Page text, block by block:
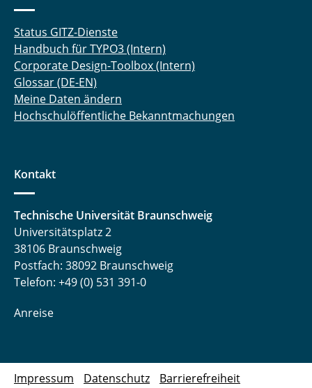
Status GITZ-Dienste
Handbuch für TYPO3 (Intern)
Corporate Design-Toolbox (Intern)
Glossar (DE-EN)
Meine Daten ändern
Hochschulöffentliche Bekanntmachungen
Kontakt
Technische Universität Braunschweig
Universitätsplatz 2
38106 Braunschweig
Postfach: 38092 Braunschweig
Telefon: +49 (0) 531 391-0
Anreise
Impressum Datenschutz Barrierefreiheit